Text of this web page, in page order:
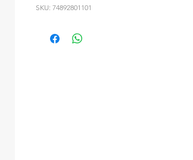
SKU: 74892801101